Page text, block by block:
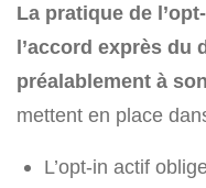
La pratique de
l’accord exprès du
préalablement à
mettent en place
L’opt-in actif